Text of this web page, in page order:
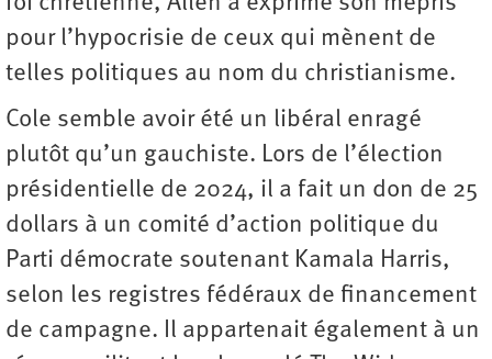
pour l’hypocrisie de ceux qui mènent de
telles politiques au nom du christianisme.
Cole semble avoir été un libéral enragé
plutôt qu’un gauchiste. Lors de l’élection
présidentielle de 2024, il a fait un don de 25
dollars à un comité d’action politique du
Parti démocrate soutenant Kamala Harris,
selon les registres fédéraux de financement
de campagne. Il appartenait également à un